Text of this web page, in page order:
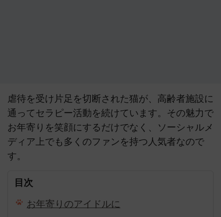
虐待を受け片足を切断された猫が、高齢者施設に
通ってセラピー活動を続けています。その魅力で
お年寄りを笑顔にするだけでなく、ソーシャルメ
ディア上でも多くのファンを持つ人気者なので
す。
目次
お年寄りのアイドルに